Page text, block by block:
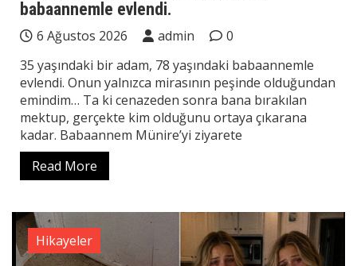
babaannemle evlendi.
6 Ağustos 2026 admin
0
35 yaşındaki bir adam, 78 yaşındaki babaannemle
evlendi. Onun yalnızca mirasının peşinde olduğundan
emindim… Ta ki cenazeden sonra bana bırakılan
mektup, gerçekte kim olduğunu ortaya çıkarana
kadar. Babaannem Münire’yi ziyarete
Read More
Hikayeler